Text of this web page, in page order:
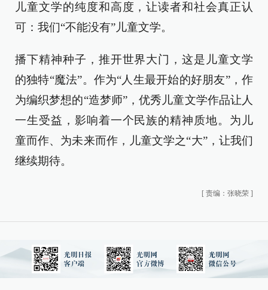
儿童文学的纯度和高度，让读者和社会真正认
可：我们“不能没有”儿童文学。
播下精神种子，推开世界大门，这是儿童文学
的独特“魔法”。作为“人生最开始的好朋友”，作
为编织梦想的“造梦师”，优秀儿童文学作品让人
一生受益，影响着一个民族的精神质地。为儿
童而作、为未来而作，儿童文学之“大”，让我们
继续期待。
[ 责编：张晓荣 ]